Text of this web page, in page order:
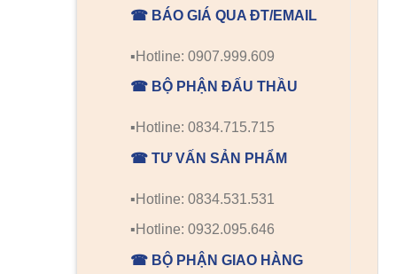
☎ BÁO GIÁ QUA ĐT/EMAIL
▪️Hotline: 0907.999.609
☎ BỘ PHẬN ĐẤU THẦU
▪️Hotline: 0834.715.715
☎ TƯ VẤN SẢN PHẨM
▪️Hotline: 0834.531.531
▪️Hotline: 0932.095.646
☎ BỘ PHẬN GIAO HÀNG